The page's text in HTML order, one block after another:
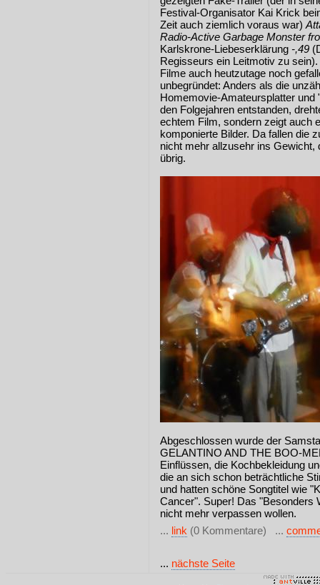
Festival-Organisator Kai Krick
Zeit auch ziemlich voraus war)
Radio-Active Garbage Monster
Karlskrone-Liebeserklärung -,49
Regisseurs ein Leitmotiv zu
Filme auch heutzutage noch
unbegründet: Anders als die
Homemovie-Amateursplatter und
den Folgejahren entstanden,
echtem Film, sondern zeigt auch
komponierte Bilder. Da fallen die
nicht mehr allzusehr ins Gewicht,
übrig.
Abgeschlossen wurde der
GELANTINO AND THE BOO-
Einflüssen, die Kochbekleidung
die an sich schon beträchtliche
und hatten schöne Songtitel wie
Cancer". Super! Das "Besonders
nicht mehr verpassen wollen.
... link (0 Kommentare) ...
... nächste Seite